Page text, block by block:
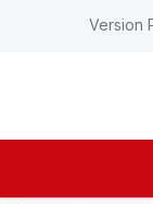
Version